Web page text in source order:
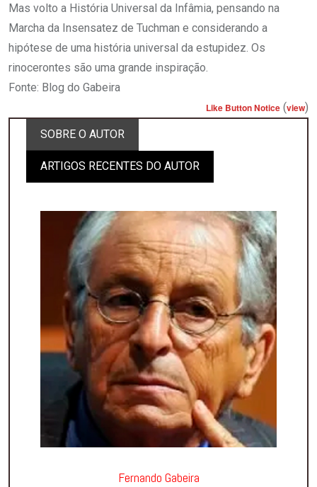
Mas volto a História Universal da Infâmia, pensando na
Marcha da Insensatez de Tuchman e considerando a
hipótese de uma história universal da estupidez. Os
rinocerontes são uma grande inspiração.
Fonte: Blog do Gabeira
Like Button Notice (view)
SOBRE O AUTOR
ARTIGOS RECENTES DO AUTOR
Fernando Gabeira